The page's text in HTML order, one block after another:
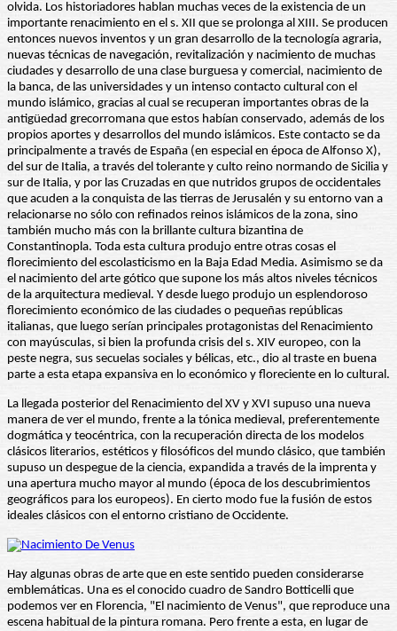
olvida. Los historiadores hablan muchas veces de la existencia de un
importante renacimiento en el s. XII que se prolonga al XIII. Se producen
entonces nuevos inventos y un gran desarrollo de la tecnología agraria,
nuevas técnicas de navegación, revitalización y nacimiento de muchas
ciudades y desarrollo de una clase burguesa y comercial, nacimiento de
la banca, de las universidades y un intenso contacto cultural con el
mundo islámico, gracias al cual se recuperan importantes obras de la
antigüedad grecorromana que estos habían conservado, además de los
propios aportes y desarrollos del mundo islámicos. Este contacto se da
principalmente a través de España (en especial en época de Alfonso X),
del sur de Italia, a través del tolerante y culto reino normando de Sicilia y
sur de Italia, y por las Cruzadas en que nutridos grupos de occidentales
que acuden a la conquista de las tierras de Jerusalén y su entorno van a
relacionarse no sólo con refinados reinos islámicos de la zona, sino
también mucho más con la brillante cultura bizantina de
Constantinopla. Toda esta cultura produjo entre otras cosas el
florecimiento del escolasticismo en la Baja Edad Media. Asimismo se da
el nacimiento del arte gótico que supone los más altos niveles técnicos
de la arquitectura medieval. Y desde luego produjo un esplendoroso
florecimiento económico de las ciudades o pequeñas repúblicas
italianas, que luego serían principales protagonistas del Renacimiento
con mayúsculas, si bien la profunda crisis del s. XIV europeo, con la
peste negra, sus secuelas sociales y bélicas, etc., dio al traste en buena
parte a esta etapa expansiva en lo económico y floreciente en lo cultural.
La llegada posterior del Renacimiento del XV y XVI supuso una nueva
manera de ver el mundo, frente a la tónica medieval, preferentemente
dogmática y teocéntrica, con la recuperación directa de los modelos
clásicos literarios, estéticos y filosóficos del mundo clásico, que también
supuso un despegue de la ciencia, expandida a través de la imprenta y
una apertura mucho mayor al mundo (época de los descubrimientos
geográficos para los europeos). En cierto modo fue la fusión de estos
ideales clásicos con el entorno cristiano de Occidente.
Hay algunas obras de arte que en este sentido pueden considerarse
emblemáticas. Una es el conocido cuadro de Sandro Botticelli que
podemos ver en Florencia, "El nacimiento de Venus", que reproduce una
escena habitual de la pintura romana. Pero frente a esta, en lugar de